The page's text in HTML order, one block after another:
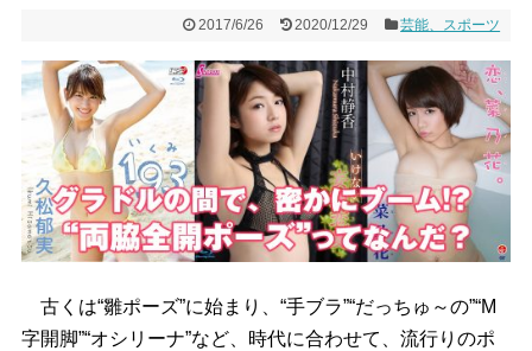
2017/6/26 2020/12/29 芸能、スポーツ
古くは“雛ポーズ”に始まり、“手ブラ”“だっちゅ～の”“M
字開脚”“オシリーナ”など、時代に合わせて、流行りのポ